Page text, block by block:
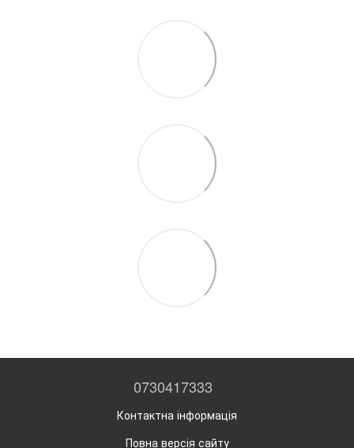
0730417333
Контактна інформація
Повна версія сайту